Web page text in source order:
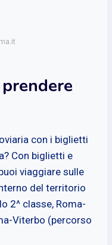
con i biglietti
Con biglietti e
viaggiare sulle
del territorio
2^ classe, Roma-
Viterbo (percorso